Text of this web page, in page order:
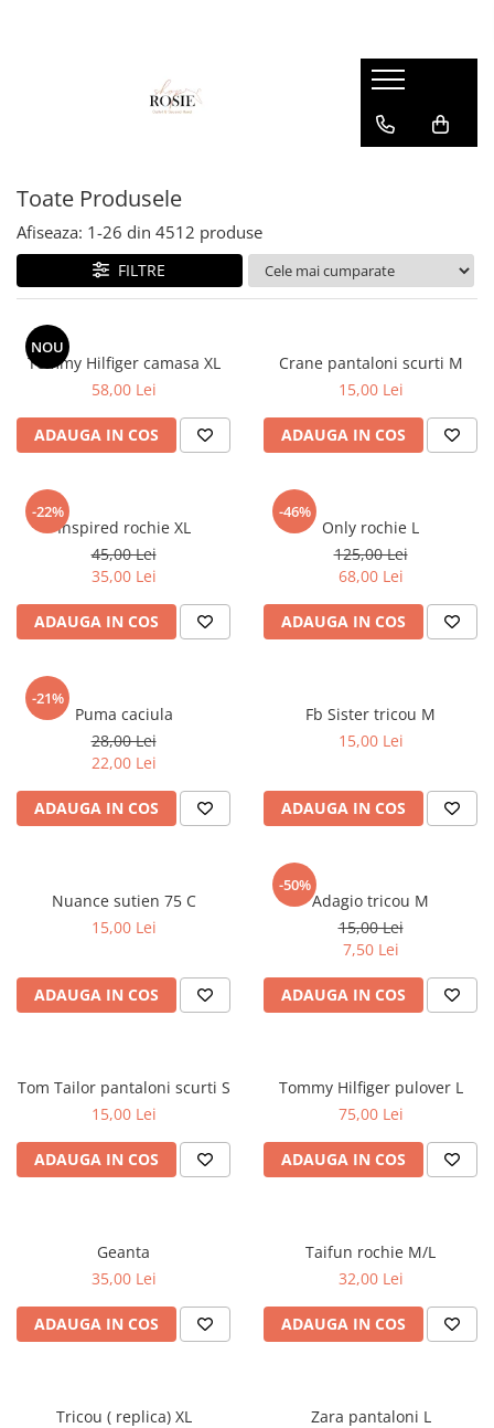
Femei
Genti
Blugi
Bluze/Topuri
Cardigane
Colanti
Fuste
Hanorace
Lenjerii si pijamale
Pantaloni
Pulovere
Rochii
Sacouri si Costume
Salopete
Sport
Copii
Bluze
Camasi
Geci
Hanorace
Pantaloni
Pantaloni scurti
Pulovere
sport
Tricouri si maiouri
Bluze
body
Camasi
Geci
Hanorace
Incaltaminte
Pantaloni scurti
Rochii&Fuste/Sacouri
Salopete
veste
Toate Produsele
Afiseaza: 1-26 din 4512 produse
FILTRE
NOU
Tommy Hilfiger camasa XL
58,00 Lei
ADAUGA IN COS
Crane pantaloni scurti M
15,00 Lei
ADAUGA IN COS
-22%
Inspired rochie XL
45,00 Lei
35,00 Lei
ADAUGA IN COS
-46%
Only rochie L
125,00 Lei
68,00 Lei
ADAUGA IN COS
-21%
Puma caciula
28,00 Lei
22,00 Lei
ADAUGA IN COS
Fb Sister tricou M
15,00 Lei
ADAUGA IN COS
Nuance sutien 75 C
15,00 Lei
ADAUGA IN COS
-50%
Adagio tricou M
15,00 Lei
7,50 Lei
ADAUGA IN COS
Tom Tailor pantaloni scurti S
15,00 Lei
ADAUGA IN COS
Tommy Hilfiger pulover L
75,00 Lei
ADAUGA IN COS
Geanta
35,00 Lei
ADAUGA IN COS
Taifun rochie M/L
32,00 Lei
ADAUGA IN COS
Tricou ( replica) XL
Zara pantaloni L